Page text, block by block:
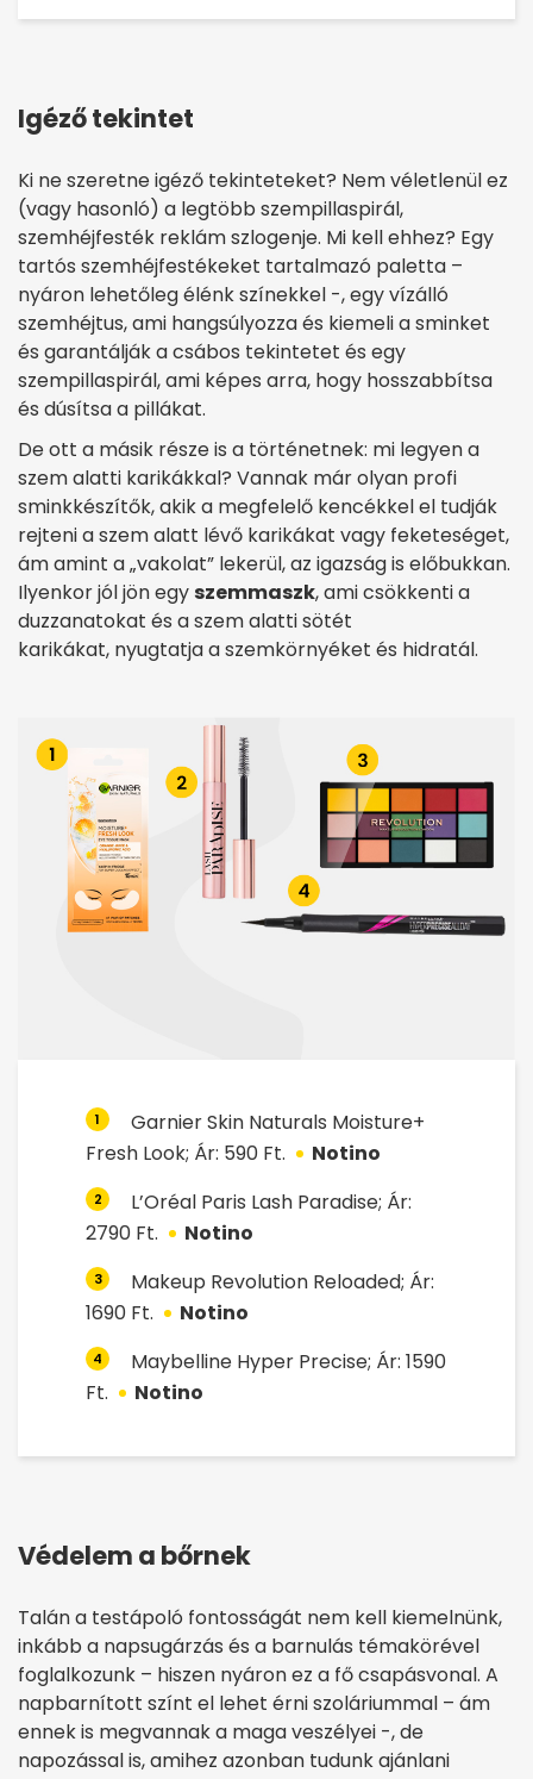
Igéző tekintet
Ki ne szeretne igéző tekinteteket? Nem véletlenül ez
(vagy hasonló) a legtöbb szempillaspirál,
szemhéjfesték reklám szlogenje. Mi kell ehhez? Egy
tartós szemhéjfestékeket tartalmazó paletta –
nyáron lehetőleg élénk színekkel -, egy vízálló
szemhéjtus, ami hangsúlyozza és kiemeli a sminket
és garantálják a csábos tekintetet és egy
szempillaspirál, ami képes arra, hogy hosszabbítsa
és dúsítsa a pillákat.
De ott a másik része is a történetnek: mi legyen a
szem alatti karikákkal? Vannak már olyan profi
sminkkészítők, akik a megfelelő kencékkel el tudják
rejteni a szem alatt lévő karikákat vagy feketeséget,
ám amint a „vakolat” lekerül, az igazság is előbukkan.
Ilyenkor jól jön egy szemmaszk, ami csökkenti a
duzzanatokat és a szem alatti sötét
karikákat, nyugtatja a szemkörnyéket és hidratál.
1
Garnier Skin Naturals Moisture+
Fresh Look; Ár: 590 Ft.
Notino
2
L’Oréal Paris Lash Paradise; Ár:
2790 Ft.
Notino
3
Makeup Revolution Reloaded; Ár:
1690 Ft.
Notino
4
Maybelline Hyper Precise; Ár: 1590
Ft.
Notino
Védelem a bőrnek
Talán a testápoló fontosságát nem kell kiemelnünk,
inkább a napsugárzás és a barnulás témakörével
foglalkozunk – hiszen nyáron ez a fő csapásvonal. A
napbarnított színt el lehet érni szoláriummal – ám
ennek is megvannak a maga veszélyei -, de
napozással is, amihez azonban tudunk ajánlani